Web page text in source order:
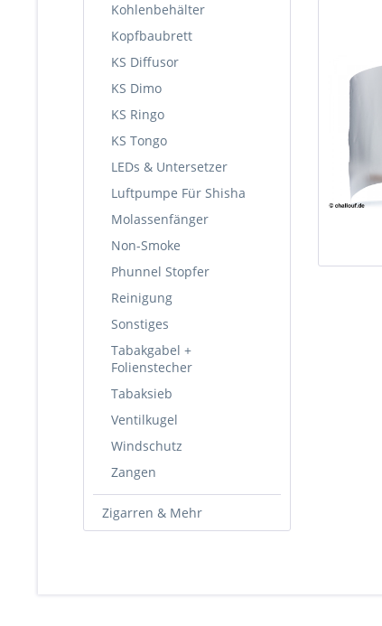
Kohlenbehälter
Kopfbaubrett
KS Diffusor
KS Dimo
KS Ringo
KS Tongo
LEDs & Untersetzer
Luftpumpe Für Shisha
Molassenfänger
Non-Smoke
Phunnel Stopfer
Reinigung
Sonstiges
Tabakgabel +
Folienstecher
Tabaksieb
Ventilkugel
Windschutz
Zangen
Zigarren & Mehr